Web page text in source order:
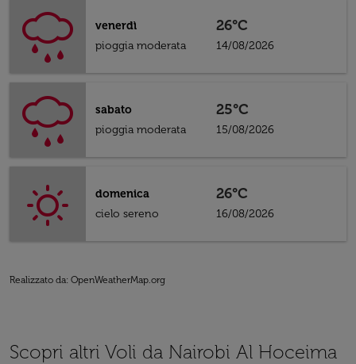
venerdì
pioggia moderata
26°C
14/08/2026
sabato
pioggia moderata
25°C
15/08/2026
domenica
cielo sereno
26°C
16/08/2026
Realizzato da: OpenWeatherMap.org
Scopri altri Voli da Nairobi Al Hoceima